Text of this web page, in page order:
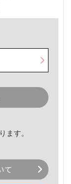
ます。
て